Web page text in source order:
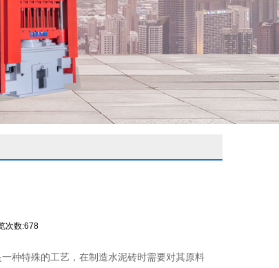
次数:678
种特殊的工艺，在制造水泥砖时需要对其原料